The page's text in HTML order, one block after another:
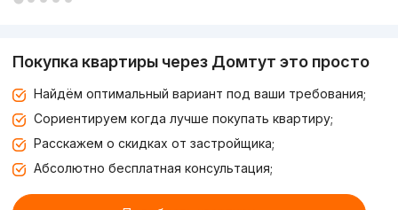
Покупка квартиры через Домтут это просто
Найдём оптимальный вариант под ваши требования;
Сориентируем когда лучше покупать квартиру;
Расскажем о скидках от застройщика;
Абсолютно бесплатная консультация;